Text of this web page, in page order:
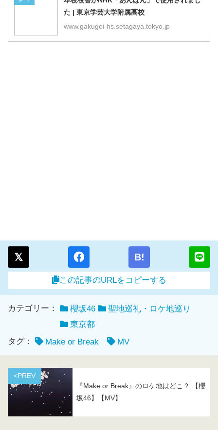
た | 東京学芸大学附属高校
www.gakugei-hs.setagaya.tokyo.jp
B!
この記事のURLをコピーする
カテゴリー： 櫻坂46
聖地巡礼・ロケ地巡り
東京都
タグ：
Make or Break MV
<PREV
『Make or Break』のロケ地はどこ？ 【櫻
坂46】【MV】